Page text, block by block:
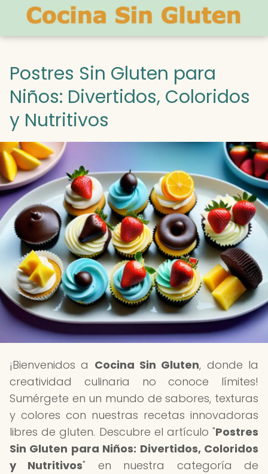
Postres Sin Gluten para
Niños: Divertidos, Coloridos
y Nutritivos
¡Bienvenidos a Cocina Sin Gluten, donde la
creatividad culinaria no conoce límites!
Sumérgete en un mundo de sabores, texturas
y colores con nuestras recetas innovadoras
libres de gluten. Descubre el artículo "Postres
Sin Gluten para Niños: Divertidos, Coloridos
y Nutritivos" en nuestra categoría de